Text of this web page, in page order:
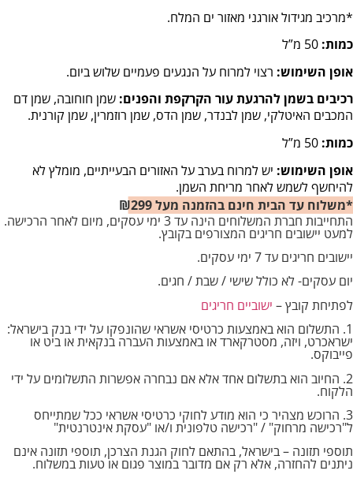
*מרכיב מגידול אורגני מאזור ים המלח.
כמות:
אופן השימוש: רצוי למרוח על הנגעים פעמיים שלוש ביום.
רכיבים בשמן להרגעת עור הקרקפת והפנים: שמן חוחובה, שמן דם
המכבים האיטלקי, שמן לבנדר, שמן הדס, שמן רוזמרין, שמן קורנית.
כמות:
אופן השימוש: יש למרוח בערב על האזורים הבעייתיים, מומלץ לא
להיחשף לשמש לאחר מריחת השמן.
*משלוח עד הבית חינם בהזמנה מעל ₪299
התחייבות חברת המשלוחים הינה עד 3 ימי עסקים, מיום לאחר הרכישה.
למעט יישובים חריגים המצורפים בקובץ.
יישובים חריגים עד 7 ימי עסקים.
יום עסקים- לא כולל שישי / שבת / חגים.
לפתיחת קובץ – ישוביים חריגים
1. התשלום הוא באמצעות כרטיסי אשראי שהונפקו על ידי בנק בישראל:
ישראכרט, ויזה, מסטרקארד או באמצעות העברה בנקאית או ביט או
פייבוקס.
2. החיוב הוא בתשלום אחד אלא אם נבחרה אפשרות התשלומים על ידי
הלקוח.
3. הרוכש מצהיר כי הוא מודע לחוקי כרטיסי אשראי ככל שמתייחס
ל"רכישה מרחוק" / "רכישה טלפונית ו/או "עסקת אינטרנטית"
תוספי תזונה – בישראל, בהתאם לחוק הגנת הצרכן, תוספי תזונה אינם
ניתנים להחזרה, אלא רק אם מדובר במוצר פגום או טעות במשלוח.